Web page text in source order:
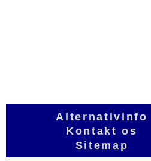
Alternativinfo
Kontakt os
Sitemap